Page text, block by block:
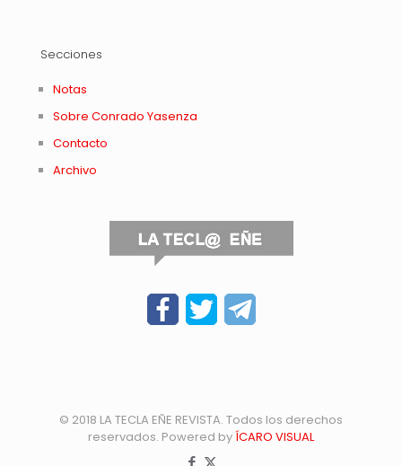
Secciones
Notas
Sobre Conrado Yasenza
Contacto
Archivo
© 2018 LA TECLA EÑE REVISTA. Todos los derechos
reservados. Powered by ÍCARO VISUAL